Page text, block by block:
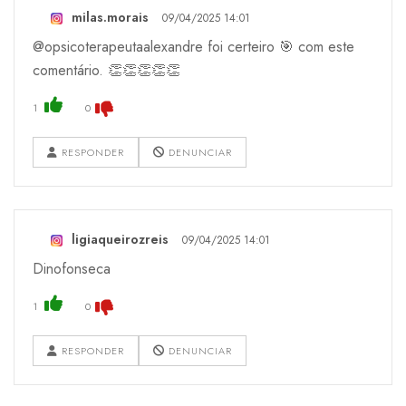
milas.morais 09/04/2025 14:01
@opsicoterapeutaalexandre foi certeiro 🎯 com este
comentário. 👏👏👏👏👏
1 0
RESPONDER DENUNCIAR
ligiaqueirozreis 09/04/2025 14:01
Dinofonseca
1 0
RESPONDER DENUNCIAR